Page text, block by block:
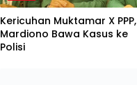
Kericuhan Muktamar X PPP,
Mardiono Bawa Kasus ke
Polisi